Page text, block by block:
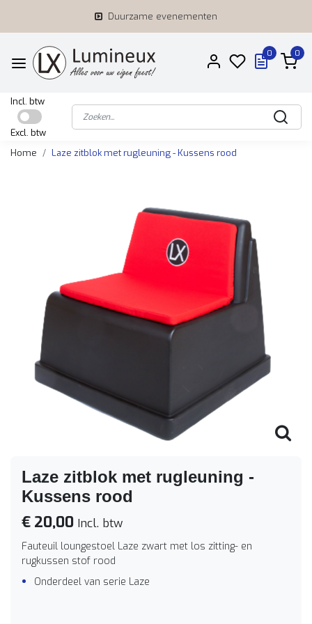
Duurzame evenementen
0 0
Incl. btw
Excl. btw
Home
Laze zitblok met rugleuning - Kussens rood
Laze zitblok met rugleuning -
Kussens rood
€ 20,00 Incl. btw
Fauteuil loungestoel Laze zwart met los zitting- en
rugkussen stof rood
Onderdeel van serie Laze